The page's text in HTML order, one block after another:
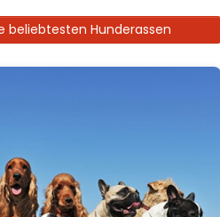
beliebtesten Hunderassen